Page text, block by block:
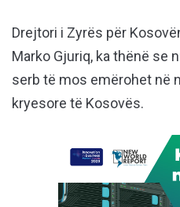
Drejtori i Zyrës për
Marko Gjuriq, ka thënë se
serb të mos emërohet në
kryesore të Kosovës.